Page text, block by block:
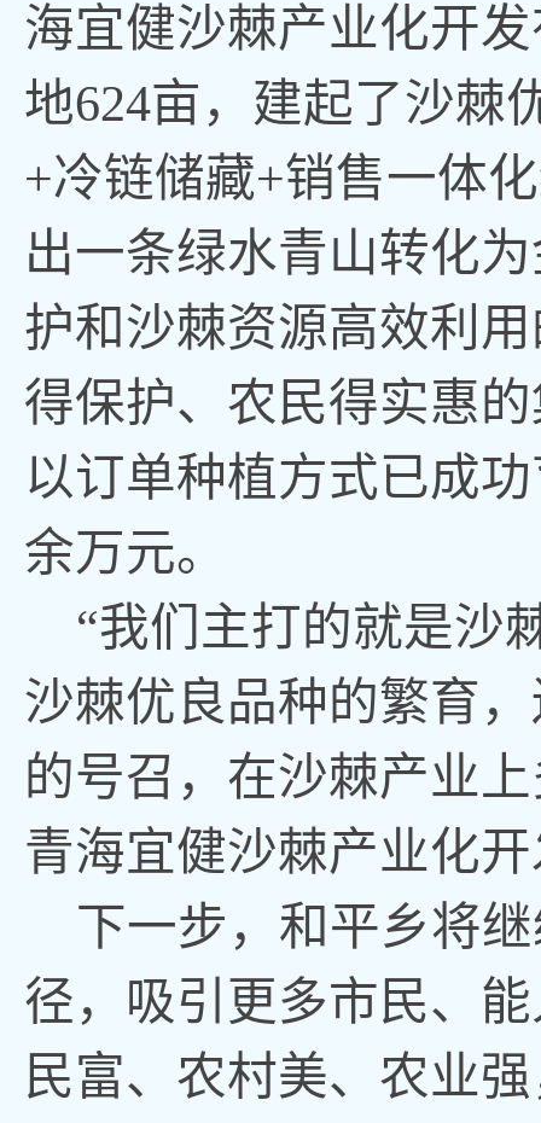
海宜健沙棘产业化开
地624亩，建起了沙棘
+冷链储藏+销售一体
出一条绿水青山转化
护和沙棘资源高效利
得保护、农民得实惠
以订单种植方式已成
余万元。
“我们主打的就是沙
沙棘优良品种的繁育
的号召，在沙棘产业
青海宜健沙棘产业化
下一步，和平乡将
径，吸引更多市民、
民富、农村美、农业